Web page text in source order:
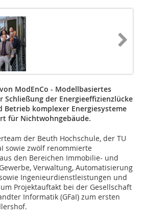
ModEnCo - Modellbasiertes
Schließung der Energieeffizienzlücke
Betrieb komplexer Energiesysteme
für Nichtwohngebäude.
der Beuth Hochschule, der TU
sowie zwölf renommierte
den Bereichen Immobilie- und
Verwaltung, Automatisierung
Ingenieurdienstleistungen und
Projektauftakt bei der Gesellschaft
Informatik (GFaI) zum ersten